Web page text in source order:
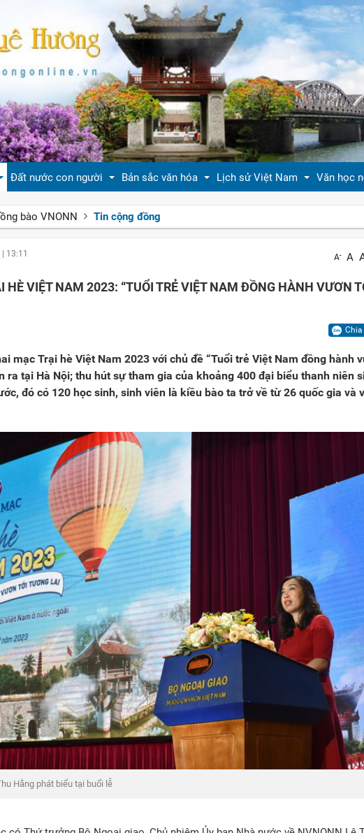
thuật
hướng về Tổ quốc
Đất nước con người
Sự thật và chân lý không thể đảo ngược
Bản sắc văn hóa
Giải thích thành ngữ - tục ngữ
Việt sử giai thoại
Lịch sử Việt Nam Văn học
Vui cười
Ca dao
Giai
bào VNONN Tin cộng đồng
13:11 A- A
HÈ VIỆT NAM 2023: “TUỔI TRẺ VIỆT NAM ĐỒNG HÀNH VƯƠN
Chia
mạc Trại hè Việt Nam 2023 với chủ đề “Tuổi trẻ Việt Nam đồng hành
ra tại Hà Nội; thu hút sự tham gia của khoảng 400 đại biểu thanh niên
đó có 120 học sinh, sinh viên là kiều bào ta trở về từ 26 quốc gia và
Hằng phát biểu tại buổi lễ